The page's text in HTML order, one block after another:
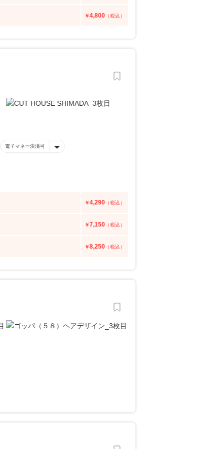
￥4,800 （税込）
電子マネー決済可
￥4,290 （税込）
￥7,150 （税込）
￥8,250 （税込）